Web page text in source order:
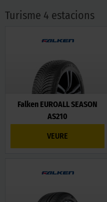
Turisme 4 estacions
Falken EUROALL SEASON
AS210
VEURE